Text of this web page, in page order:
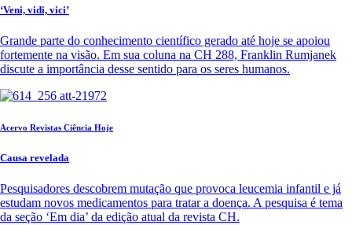
‘Veni, vidi, vici’
Grande parte do conhecimento científico gerado até hoje se apoiou
fortemente na visão. Em sua coluna na CH 288, Franklin Rumjanek
discute a importância desse sentido para os seres humanos.
Acervo Revistas Ciência Hoje
Causa revelada
Pesquisadores descobrem mutação que provoca leucemia infantil e já
estudam novos medicamentos para tratar a doença. A pesquisa é tema
da seção ‘Em dia’ da edição atual da revista CH.